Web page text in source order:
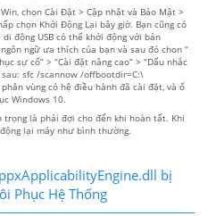
chọn Cài Đặt > Cập nhật và Bảo Mật >
chọn Khởi Động Lại bây giờ. Bạn cũng có
động USB có thể khởi động với bản
ngữ ưa thích của bạn và sau đó chon “
sự cố” > “Cài đặt nâng cao” > “Dấu nhắc
sfc /scannow /offbootdir=C:\
vùng có hệ điều hành đã cài đặt, và ổ
Windows 10.
là phải đợi cho đến khi hoàn tất. Khi
lại máy như bình thường.
bị
Phục Hệ Thống